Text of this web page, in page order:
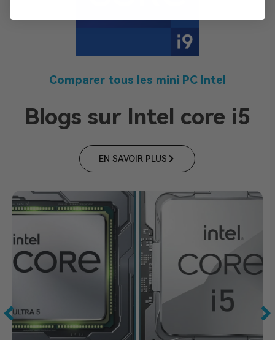
Comparer tous les mini PC Intel
Blogs sur Intel core i5
EN SAVOIR PLUS